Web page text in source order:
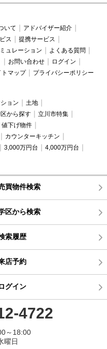
いて
アドバイザー紹介
ス
提携サービス
ュレーション
よくある質問
お問い合わせ
ログイン
トマップ プライバシーポリシー
ョン
土地
から探す
立川市特集
値下げ物件
カウンターキッチン
3,000万円台
4,000万円台
買物件検索
区から検索
索履歴
店予約
グイン
4722
～18:00
曜日